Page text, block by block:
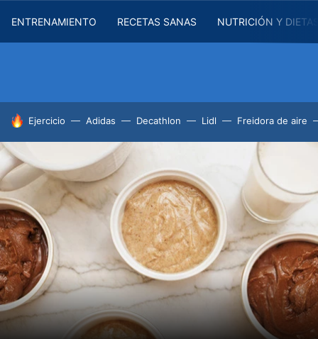
ENTRENAMIENTO RECETAS SANAS NUTRICIÓN Y
HOY SE HABLA DE
Ejercicio Adidas Decathlon Lidl Freidora de aire